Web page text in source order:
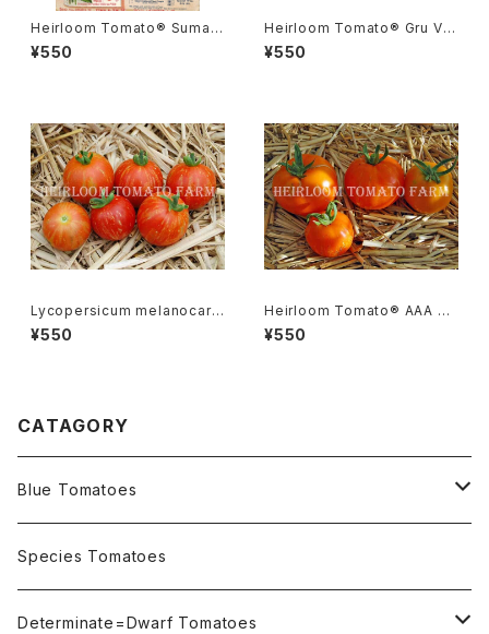
Heirloom Tomato® Sumatr
a Fig エアルーム・トマト・スマト
ラ・フィグ
¥550
Heirloom Tomato® Gru Ve
e エアルーム・トマト・グルー・ビ
ーGR-17＊2015新品種
¥550
Lycopersicum melanocarp
a リコペルシコン・ メラノカルパ
Species
¥550
Heirloom Tomato® AAA S
weet エアルーム・トマト・AAA・
スイート
¥550
CATAGORY
Blue Tomatoes
OSU INDIGO Series
Not OSU Blue Tomatoes
Species Tomatoes
Determinate=Dwarf Tomatoes